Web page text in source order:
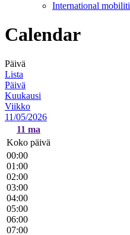
International
Calendar
Päivä
Lista
Päivä
Kuukausi
Viikko
11/05/2026
11 ma
Koko päivä
00:00
01:00
02:00
03:00
04:00
05:00
06:00
07:00